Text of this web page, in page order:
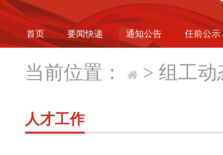
首页 要闻快递 通知公告 任前公示
当前位置： > 组工动
人才工作